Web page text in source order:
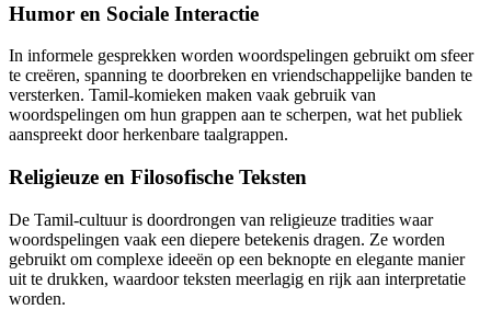
Humor en Sociale Interactie
In informele gesprekken worden woordspelingen gebruikt om sfeer
te creëren, spanning te doorbreken en vriendschappelijke banden te
versterken. Tamil-komieken maken vaak gebruik van
woordspelingen om hun grappen aan te scherpen, wat het publiek
aanspreekt door herkenbare taalgrappen.
Religieuze en Filosofische Teksten
De Tamil-cultuur is doordrongen van religieuze tradities waar
woordspelingen vaak een diepere betekenis dragen. Ze worden
gebruikt om complexe ideeën op een beknopte en elegante manier
uit te drukken, waardoor teksten meerlagig en rijk aan interpretatie
worden.